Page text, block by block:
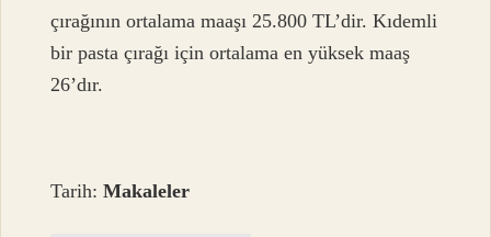
çırağının ortalama maaşı 25.800 TL’dir. Kıdemli
bir pasta çırağı için ortalama en yüksek maaş
26’dır.
Tarih:Makaleler